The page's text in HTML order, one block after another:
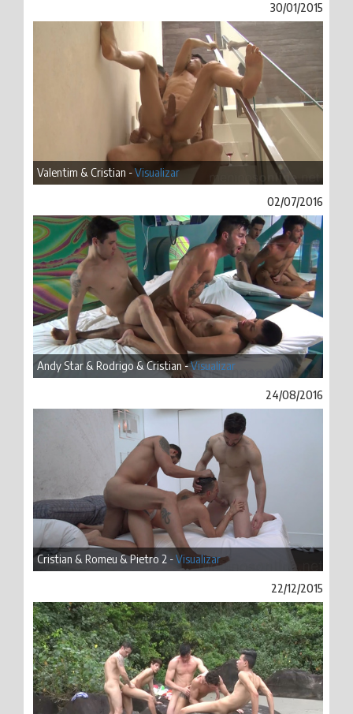
30/01/2015
Valentim & Cristian -Visualizar
02/07/2016
Andy Star & Rodrigo & Cristian -Visualizar
24/08/2016
Cristian & Romeu & Pietro 2 -Visualizar
22/12/2015